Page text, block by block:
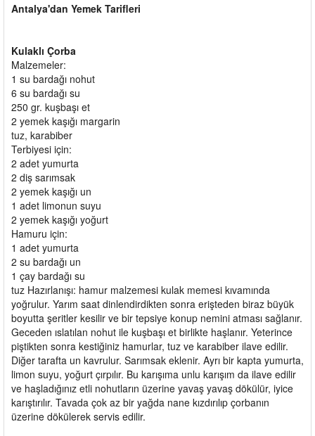
Antalya'dan Yemek Tarifleri
Kulaklı Çorba
Malzemeler:
1 su bardağı nohut
6 su bardağı su
250 gr. kuşbaşı et
2 yemek kaşığı margarin
tuz, karabiber
Terbiyesi için:
2 adet yumurta
2 diş sarımsak
2 yemek kaşığı un
1 adet limonun suyu
2 yemek kaşığı yoğurt
Hamuru için:
1 adet yumurta
2 su bardağı un
1 çay bardağı su
tuz Hazırlanışı: hamur malzemesi kulak memesi kıvamında
yoğrulur. Yarım saat dinlendirdikten sonra erişteden biraz büyük
boyutta şeritler kesilir ve bir tepsiye konup nemini atması sağlanır.
Geceden ıslatılan nohut ile kuşbaşı et birlikte haşlanır. Yeterince
piştikten sonra kestiğiniz hamurlar, tuz ve karabiber ilave edilir.
Diğer tarafta un kavrulur. Sarımsak eklenir. Ayrı bir kapta yumurta,
limon suyu, yoğurt çırpılır. Bu karışıma unlu karışım da ilave edilir
ve haşladığınız etli nohutların üzerine yavaş yavaş dökülür, iyice
karıştırılır. Tavada çok az bir yağda nane kızdırılıp çorbanın
üzerine dökülerek servis edilir.